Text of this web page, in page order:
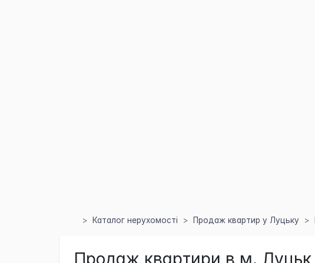
Каталог нерухомості Продаж квартир у Луцьку
Продаж квартири в м. Луцьк